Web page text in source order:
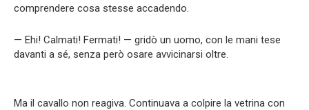
comprendere cosa stesse accadendo.
— Ehi! Calmati! Fermati! — gridò un uomo, con le mani tese
davanti a sé, senza però osare avvicinarsi oltre.
Ma il cavallo non reagiva. Continuava a colpire la vetrina con